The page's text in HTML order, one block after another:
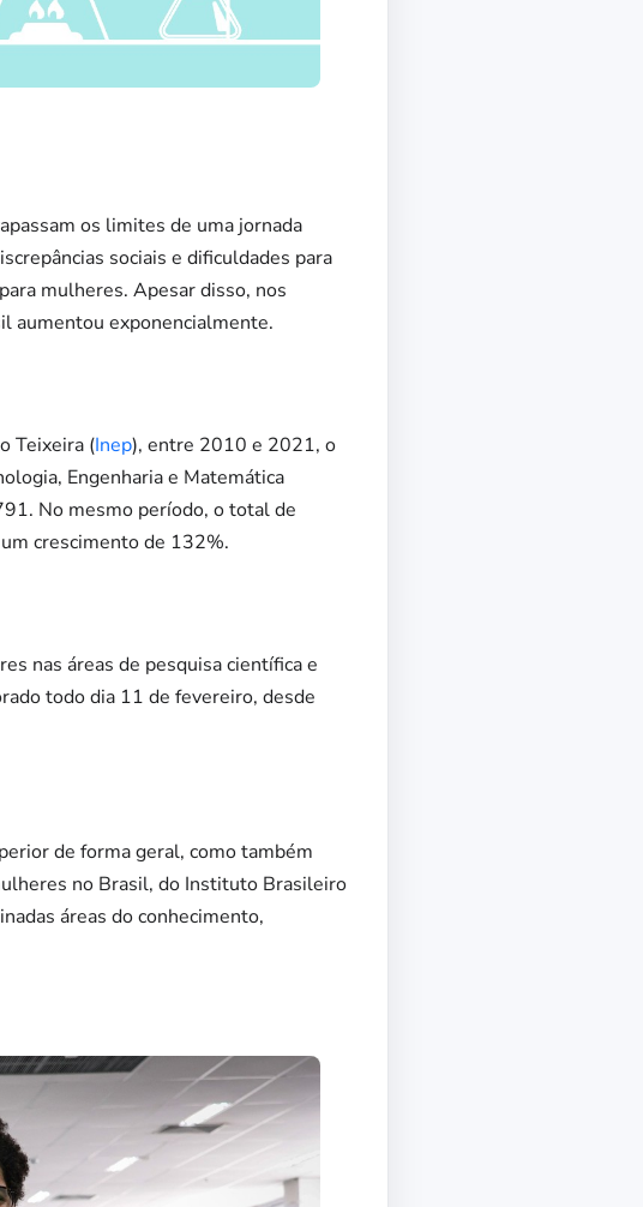
os limites de uma jornada
sociais e dificuldades para
mulheres. Apesar disso, nos
aumentou exponencialmente.
Teixeira (Inep), entre 2010 e 2021, o
Engenharia e Matemática
No mesmo período, o total de
crescimento de 132%.
nas áreas de pesquisa científica e
todo dia 11 de fevereiro, desde
de forma geral, como também
no Brasil, do Instituto Brasileiro
áreas do conhecimento,